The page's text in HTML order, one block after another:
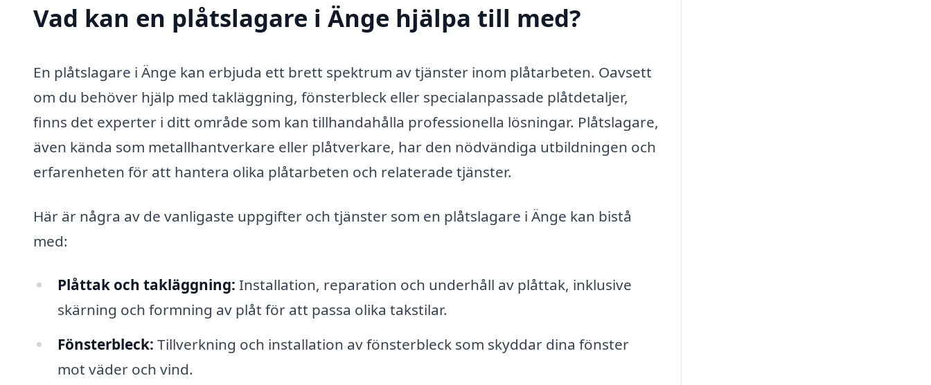
Vad kan en plåtslagare i Änge hjälpa till med?
En plåtslagare i Änge kan erbjuda ett brett spektrum av tjänster inom plåtarbeten. Oavsett
om du behöver hjälp med takläggning, fönsterbleck eller specialanpassade plåtdetaljer,
finns det experter i ditt område som kan tillhandahålla professionella lösningar. Plåtslagare,
även kända som metallhantverkare eller plåtverkare, har den nödvändiga utbildningen och
erfarenheten för att hantera olika plåtarbeten och relaterade tjänster.
Här är några av de vanligaste uppgifter och tjänster som en plåtslagare i Änge kan bistå
med:
Plåttak och takläggning: Installation, reparation och underhåll av plåttak, inklusive
skärning och formning av plåt för att passa olika takstilar.
Fönsterbleck: Tillverkning och installation av fönsterbleck som skyddar dina fönster
mot väder och vind.